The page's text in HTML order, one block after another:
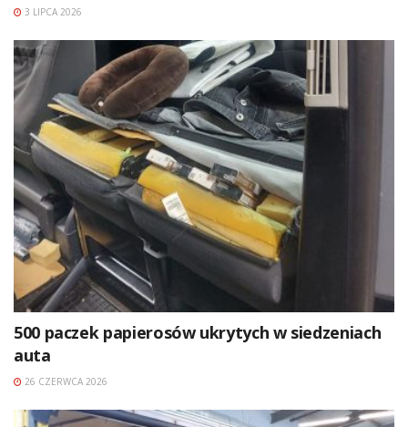
3 LIPCA 2026
500 paczek papierosów ukrytych w siedzeniach
auta
26 CZERWCA 2026